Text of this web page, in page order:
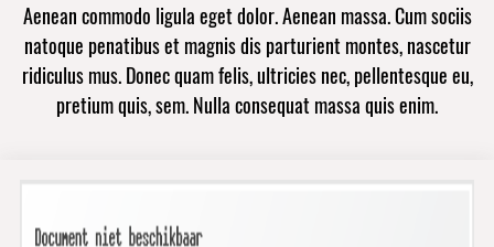
Aenean commodo ligula eget dolor. Aenean massa. Cum sociis
natoque penatibus et magnis dis parturient montes, nascetur
ridiculus mus. Donec quam felis, ultricies nec, pellentesque eu,
pretium quis, sem. Nulla consequat massa quis enim.